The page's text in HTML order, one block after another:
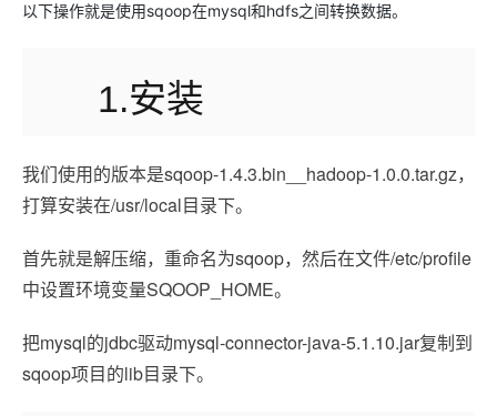
以下操作就是使用sqoop在mysql和hdfs之间转换数据。
1.安装
我们使用的版本是sqoop-1.4.3.bin__hadoop-1.0.0.tar.gz，
打算安装在/usr/local目录下。
首先就是解压缩，重命名为sqoop，然后在文件/etc/profile
中设置环境变量SQOOP_HOME。
把mysql的jdbc驱动mysql-connector-java-5.1.10.jar复制到
sqoop项目的lib目录下。